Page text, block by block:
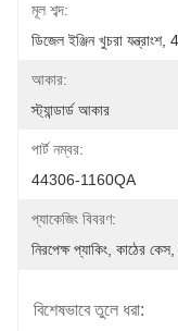
মূল শব্দ:
ডিজেল ইঞ্জিন খুচরা
আকার:
স্ট্যান্ডার্ড আকার
পার্ট নম্বর:
44306-1160QA
প্যাকেজিং বিবরণ:
নিরপেক্ষ প্যাকিং, কাঠের
বিশেষভাবে তুলে ধরা: